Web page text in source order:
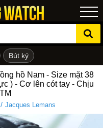
Bút ký
hồ Nam - Size mặt 38
) - Cơ lên cót tay - Chịu
/ Jacques Lemans